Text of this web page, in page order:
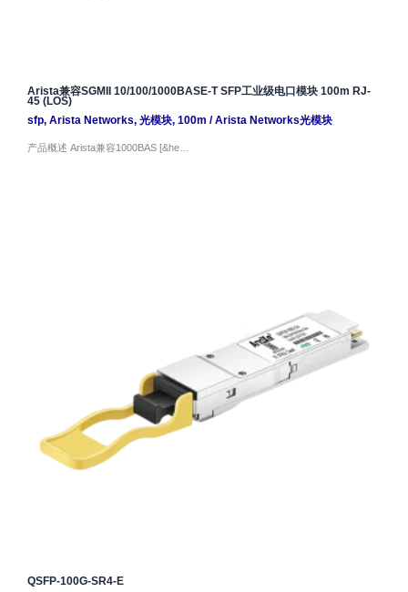
Arista兼容SGMII 10/100/1000BASE-T SFP工业级电口模块 100m RJ-
45 (LOS)
sfp, Arista Networks, 光模块, 100m /Arista Networks光模块
产品概述 Arista兼容1000BAS [&he…
QSFP-100G-SR4-E